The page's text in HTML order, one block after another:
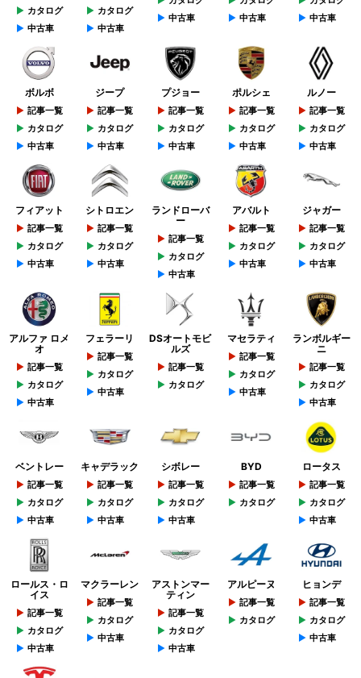
カタログ
中古車
カタログ
中古車
中古車
中古車
中古車
ボルボ
記事一覧
カタログ
中古車
ジープ
記事一覧
カタログ
中古車
プジョー
記事一覧
カタログ
中古車
ポルシェ
記事一覧
カタログ
中古車
ルノー
記事一覧
カタログ
中古車
フィアット
記事一覧
カタログ
中古車
シトロエン
記事一覧
カタログ
中古車
ランドローバ
ー
記事一覧
カタログ
中古車
アバルト
記事一覧
カタログ
中古車
ジャガー
記事一覧
カタログ
中古車
アルファ ロメ
オ
記事一覧
カタログ
中古車
フェラーリ
記事一覧
カタログ
中古車
DSオートモビ
ルズ
記事一覧
カタログ
マセラティ
記事一覧
カタログ
中古車
ランボルギー
ニ
記事一覧
カタログ
中古車
ベントレー
記事一覧
カタログ
中古車
キャデラック
記事一覧
カタログ
中古車
シボレー
記事一覧
カタログ
中古車
BYD
記事一覧
カタログ
ロータス
記事一覧
カタログ
中古車
ロールス・ロ
イス
記事一覧
カタログ
中古車
マクラーレン
記事一覧
カタログ
中古車
アストンマー
ティン
記事一覧
カタログ
中古車
アルピーヌ
記事一覧
カタログ
ヒョンデ
記事一覧
カタログ
中古車